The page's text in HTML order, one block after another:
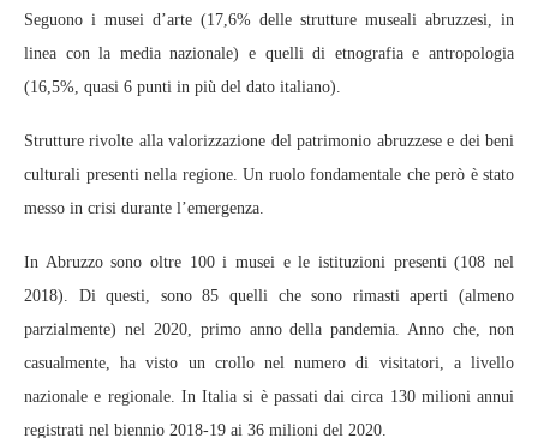
Seguono i musei d’arte (17,6% delle strutture museali abruzzesi, in
linea con la media nazionale) e quelli di etnografia e antropologia
(16,5%, quasi 6 punti in più del dato italiano).
Strutture rivolte alla valorizzazione del patrimonio abruzzese e dei beni
culturali presenti nella regione. Un ruolo fondamentale che però è stato
messo in crisi durante l’emergenza.
In Abruzzo sono oltre 100 i musei e le istituzioni presenti (108 nel
2018). Di questi, sono 85 quelli che sono rimasti aperti (almeno
parzialmente) nel 2020, primo anno della pandemia. Anno che, non
casualmente, ha visto un crollo nel numero di visitatori, a livello
nazionale e regionale. In Italia si è passati dai circa 130 milioni annui
registrati nel biennio 2018-19 ai 36 milioni del 2020.